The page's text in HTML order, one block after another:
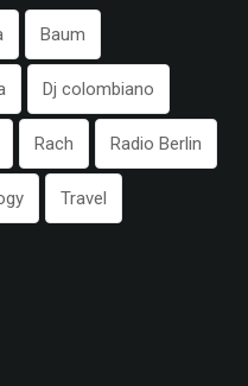
Baum
Dj colombiano
Rach Radio Berlin
Travel